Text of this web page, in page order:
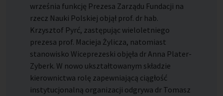
września funkcję Prezesa Zarządu Fundacji na
rzecz Nauki Polskiej objął prof. dr hab.
Krzysztof Pyrć, zastępując wieloletniego
prezesa prof. Macieja Żylicza, natomiast
stanowisko Wiceprezeski objęła dr Anna Plater-
Zyberk. W nowo ukształtowanym składzie
kierownictwa rolę zapewniającą ciągłość
instytucjonalną organizacji odgrywa dr Tomasz